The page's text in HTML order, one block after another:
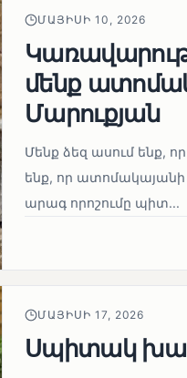
ՄԱՅԻՍԻ 10, 2026
մենք
Մարուքյան
Մենք ձեզ ասում ենք,
ենք, որ ատոմակայանի
արագ որոշումը պիտ...
ՄԱՅԻՍԻ 17, 2026
Սպիտակ